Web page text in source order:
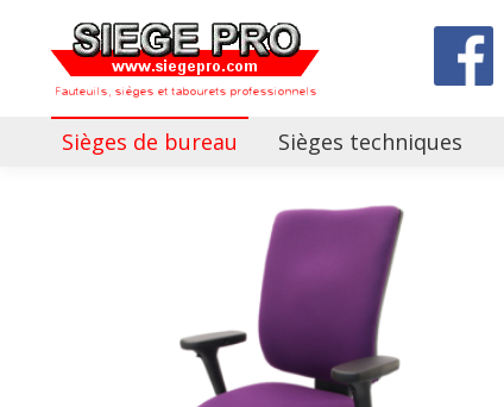
Sièges de bureau Sièges techniques